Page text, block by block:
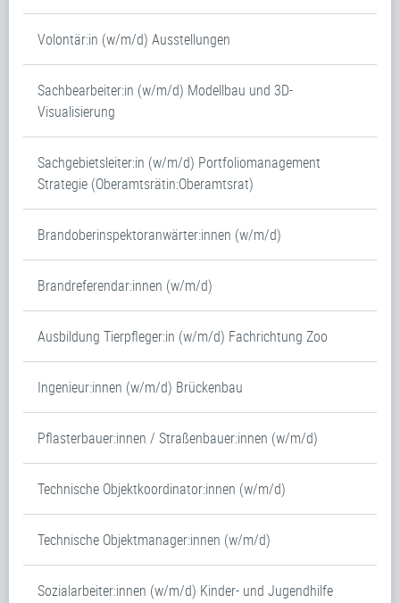
Volontär:in (w/m/d) Ausstellungen
Sachbearbeiter:in (w/m/d) Modellbau und 3D-
Visualisierung
Sachgebietsleiter:in (w/m/d) Portfoliomanagement
Strategie (Oberamtsrätin:Oberamtsrat)
Brandoberinspektoranwärter:innen (w/m/d)
Brandreferendar:innen (w/m/d)
Ausbildung Tierpfleger:in (w/m/d) Fachrichtung Zoo
Ingenieur:innen (w/m/d) Brückenbau
Pflasterbauer:innen / Straßenbauer:innen (w/m/d)
Technische Objektkoordinator:innen (w/m/d)
Technische Objektmanager:innen (w/m/d)
Sozialarbeiter:innen (w/m/d) Kinder- und Jugendhilfe